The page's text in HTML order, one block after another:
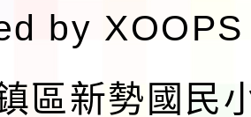
by XOOPS
區新勢國民